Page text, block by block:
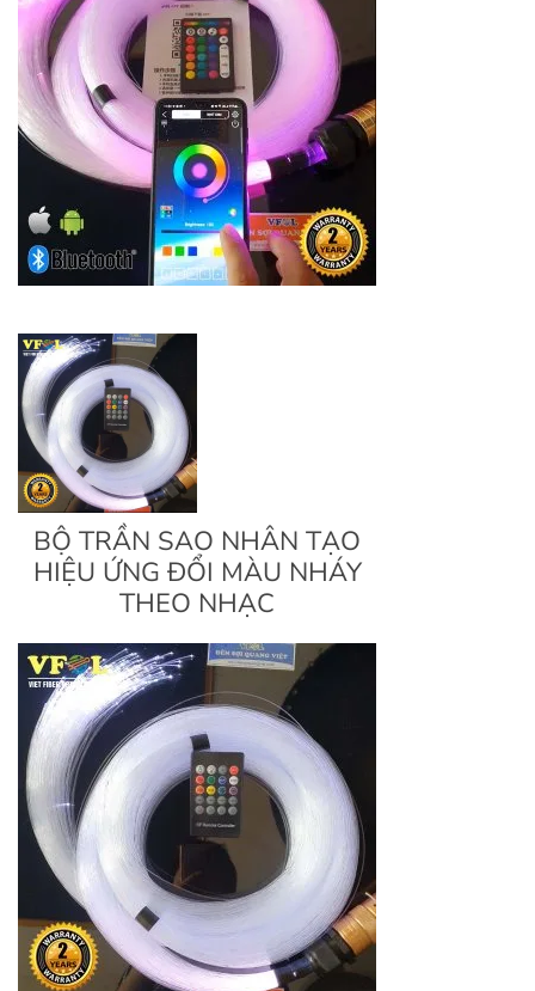
BỘ TRẦN SAO NHÂN TẠO
HIỆU ỨNG ĐỔI MÀU NHÁY
THEO NHẠC